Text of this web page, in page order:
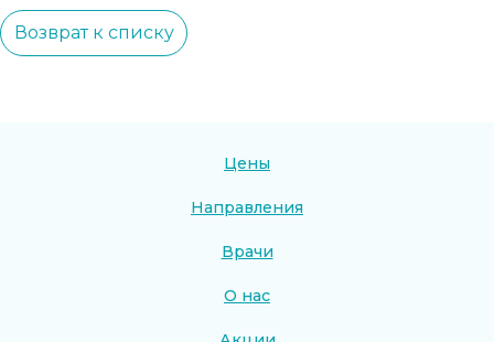
Возврат к списку
Цены
Направления
Врачи
О нас